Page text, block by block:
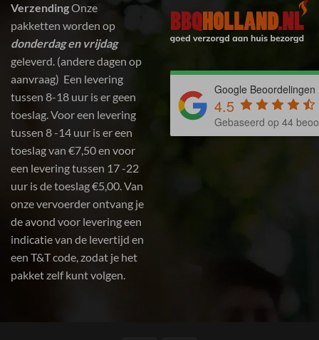
VerzendingOnze
pakketten worden op
donderdag en vrijdag
geleverd. (andere dagen op
aanvraag) Een levering
tussen 8-18 uur is er geen
toeslag. Voor een levering
tussen 8 -14 uur is er een
toeslag van €7,50 en voor
een levering tussen 17 -22
uur is de toeslag €5,00. Van
onze vervoerder ontvang je
de avond voor levering een
indicatie van de levertijd en
een T&T code, zodat je het
pakket zelf kunt volgen.
Google Beoordelingen
4.5
Gebaseerd op 44